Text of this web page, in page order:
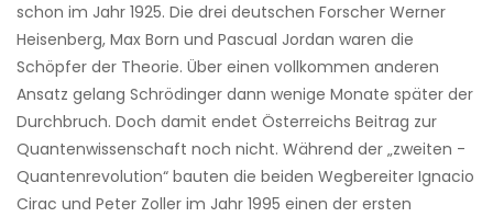
schon im Jahr 1925. Die drei deutschen Forscher Werner
Heisenberg, Max Born und Pascual Jordan waren die
Schöpfer der Theorie. Über einen vollkommen anderen
Ansatz gelang Schrödinger dann wenige Monate später der
Durchbruch. Doch damit endet Österreichs Beitrag zur
Quantenwissenschaft noch nicht. Während der „zweiten ­
Quantenrevolution“ bauten die beiden Weg­bereiter Ignacio
Cirac und Peter Zoller im Jahr 1995 einen der ersten